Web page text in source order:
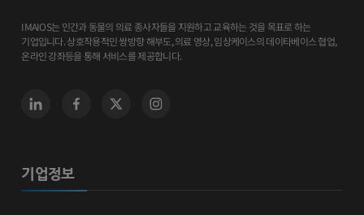
IMAIOS는 인간과 동물의 의료 종사자들을 지원하고 교육하는 것을 목표로 하는
기업입니다. 상호작용적인 쌍방향 해부도, 의료 영상, 임상케이스의 데이타베이스 협업,
온라인 강좌등을 통해 서비스를 제공합니다.
기업정보